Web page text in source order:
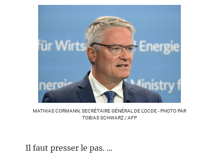
MATHIAS CORMANN, SECRÉTAIRE GÉNÉRAL DE L'OCDE - PHOTO PAR
TOBIAS SCHWARZ / AFP
Il faut presser le pas. ...